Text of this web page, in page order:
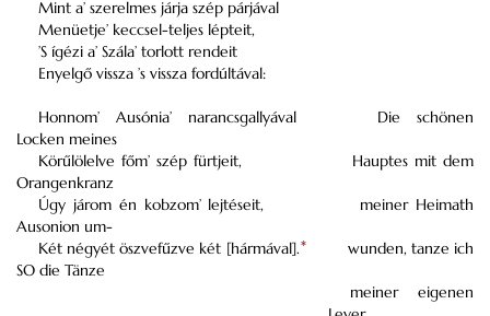
Mint a’ szerelmes járja szép párjával
Menüetje’ keccsel-teljes lépteit,
’S ígézi a’ Szála’ torlott rendeit
Enyelgő vissza ’s vissza fordúltával:
Honnom’ Ausónia’ narancsgallyával
Die schönen
Locken meines
Körűlölelve főm’ szép fürtjeit,
Hauptes mit dem
Orangenkranz
Úgy járom én kobzom’ lejtéseit,
meiner Heimath
Ausonion um-
Két négyét öszvefűzve két [hármával].*
wunden, tanze ich
SO die Tänze
meiner eigenen